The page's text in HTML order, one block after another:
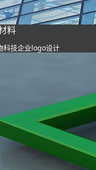
料
科技企业logo设计